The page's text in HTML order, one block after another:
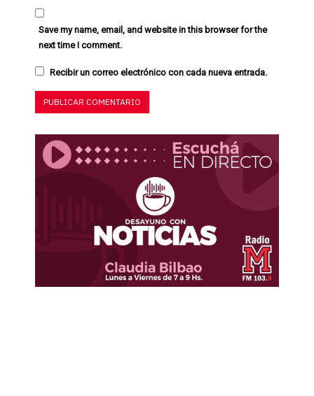
Save my name, email, and website in this browser for the
next time I comment.
Recibir un correo electrónico con cada nueva entrada.